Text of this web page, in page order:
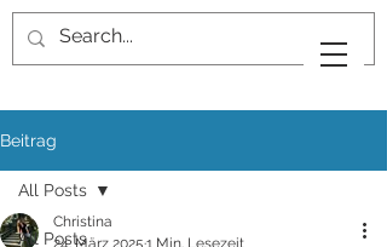
Beitrag
All Posts
All Posts
Christina
24. März 2025 1 Min. Lesezeit